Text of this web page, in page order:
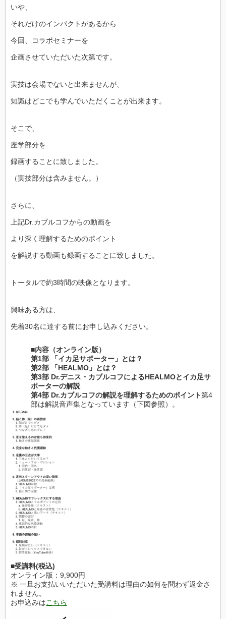
いや、
それだけのインパクトがあるから
今回、コラボセミナーを
企画させていただいた次第です。
実技は会場でないと出来ませんが、
知識はどこでも学んでいただくことが出来ます。
そこで、
座学部分を
録画することに致しました。
（実技部分は含みません。）
さらに、
上記Dr.カブルコフからの動画を
より深く理解するためのポイント
を解説する動画も録画することに致しました。
トータルで約3時間の映像となります。
興味ある方は、
先着30名に達する前にお申し込みください。
■内容（オンライン版）
第1部 「イカ足サポーター」とは？
第2部 「HEALMO」とは？
第3部 Dr.デニス・カブルコフによるHEALMOとイカ足サ
ポーターの解説
第4部 Dr.カブルコフの解説を理解するためのポイント第4
部は解説音声集となっています（下図参照）。
■受講料(税込)
オンライン版：9,900円
※ 一旦お支払いいただいた受講料は理由の如何を問わず返金さ
れません。
お申込みはこちら